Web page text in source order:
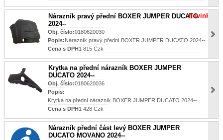
Nárazník pravý přední BOXER JUMPER DUCATO
2024--
novinka
Obj. číslo:0180620030
Popis:Nárazník pravý přední BOXER JUMPER DUCATO 2024--
Cena s DPH1 815 Czk
Krytka na přední nárazník BOXER JUMPER
DUCATO 2024--
Obj. číslo:0180620036
Popis:
Krytka na přední nárazník BOXER JUMPER DUCATO 2024--
Cena s DPH1 428 Czk
Nárazník přední část levý BOXER JUMPER
DUCATO MOVANO 2024--